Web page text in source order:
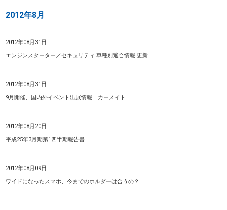
2012年8月
2012年08月31日
エンジンスターター／セキュリティ 車種別適合情報 更新
2012年08月31日
9月開催、国内外イベント出展情報｜カーメイト
2012年08月20日
平成25年3月期第1四半期報告書
2012年08月09日
ワイドになったスマホ、今までのホルダーは合うの？